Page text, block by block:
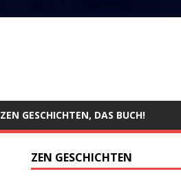
ZEN GESCHICHTEN, DAS BUCH!
ZEN GESCHICHTEN